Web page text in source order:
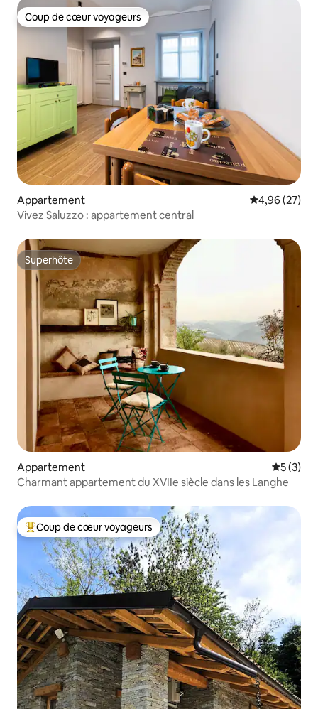
Coup de cœur voyageurs
Coup de cœur voyageurs
Appartement Évaluation
4,96 (27)
Vivez Saluzzo : appartement central
Superhôte
Superhôte
Appartement
5 (3)
Charmant appartement du XVIIe siècle dans les Langhe
Coups de cœur voyageurs les plus appréciés
Coup de cœur voyageurs